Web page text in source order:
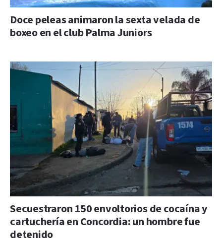
Doce peleas animaron la sexta velada de
boxeo en el club Palma Juniors
Secuestraron 150 envoltorios de cocaína y
cartuchería en Concordia: un hombre fue
detenido